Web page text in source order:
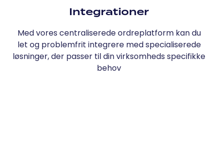
Integrationer
Med vores centraliserede ordreplatform kan du
let og problemfrit integrere med specialiserede
løsninger, der passer til din virksomheds specifikke
behov